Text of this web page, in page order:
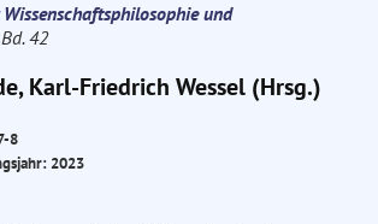
und
42
Karl-Friedrich Wessel (Hrsg.)
8
2023